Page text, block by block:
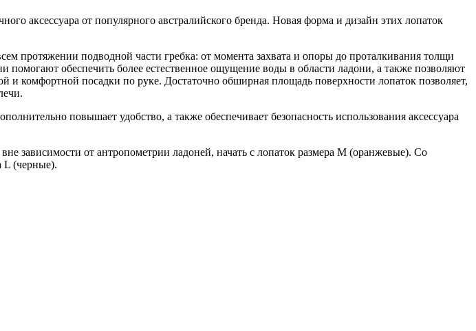
аксессуара от популярного австралийского бренда. Новая форма и дизайн этих лопаток
протяжении подводной части гребка: от момента захвата и опоры до проталкивания толщи
обеспечить более естественное ощущение воды в области ладони, а также позволяют
комфортной посадки по руке. Достаточно обширная площадь поверхности лопаток позволяет,
повышает удобство, а также обеспечивает безопасность использования аксессуара
зависимости от антропометрии ладоней, начать с лопаток размера M (оранжевые). Со
L (черные).